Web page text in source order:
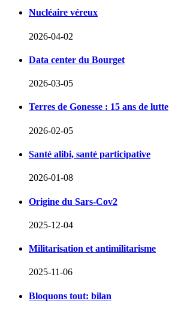
Nucléaire véreux
2026-04-02
Data center du Bourget
2026-03-05
Terres de Gonesse : 15 ans de lutte
2026-02-05
Santé alibi, santé participative
2026-01-08
Origine du Sars-Cov2
2025-12-04
Militarisation et antimilitarisme
2025-11-06
Bloquons tout: bilan